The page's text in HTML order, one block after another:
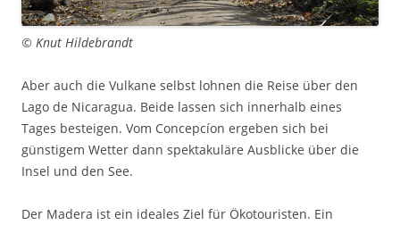
© Knut Hildebrandt
Aber auch die Vulkane selbst lohnen die Reise über den
Lago de Nicaragua. Beide lassen sich innerhalb eines
Tages besteigen. Vom Concepcíon ergeben sich bei
günstigem Wetter dann spektakuläre Ausblicke über die
Insel und den See.
Der Madera ist ein ideales Ziel für Ökotouristen. Ein